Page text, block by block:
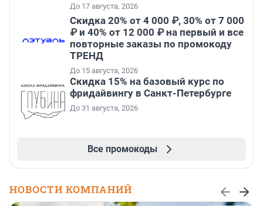
До 17 августа, 2026
Скидка 20% от 4 000 ₽, 30% от 7 000
₽ и 40% от 12 000 ₽ на первый и все
повторные заказы по промокоду
ТРЕНД
До 15 августа, 2026
Скидка 15% на базовый курс по
фридайвингу в Санкт-Петербурге
До 31 августа, 2026
Все промокоды
НОВОСТИ КОМПАНИЙ